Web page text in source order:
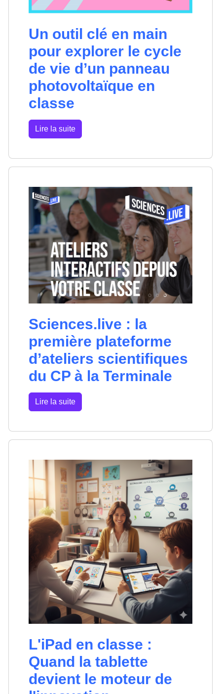
Un outil clé en main
pour explorer le cycle
de vie d’un panneau
photovoltaïque en
classe
Lire la suite
Sciences.live : la
première plateforme
d’ateliers scientifiques
du CP à la Terminale
Lire la suite
L'iPad en classe :
Quand la tablette
devient le moteur de